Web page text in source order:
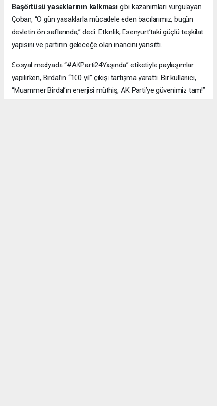
Başörtüsü yasaklarının kalkması gibi kazanımları vurgulayan
Çoban, “O gün yasaklarla mücadele eden bacılarımız, bugün
devletin ön saflarında,” dedi. Etkinlik, Esenyurt’taki güçlü teşkilat
yapısını ve partinin geleceğe olan inancını yansıttı.
Sosyal medyada “#AKParti24Yaşında” etiketiyle paylaşımlar
yapılırken, Birdal’ın “100 yıl” çıkışı tartışma yarattı. Bir kullanıcı,
“Muammer Birdal’ın enerjisi müthiş, AK Parti’ye güvenimiz tam!”